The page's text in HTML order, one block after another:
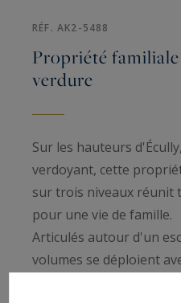
RÉF. AK2-5488
Propriété
verdure
Sur les hauteurs
verdoyant, cette
sur trois niveaux réunit
pour une vie de famille.
Articulés autour d'un
volumes se déploient
espace trouve